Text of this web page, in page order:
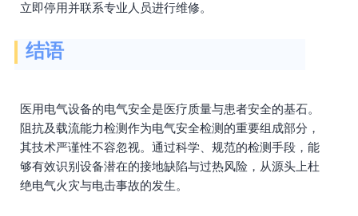
立即停用并联系专业人员进行维修。
结语
医用电气设备的电气安全是医疗质量与患者安全的基石。
阻抗及载流能力检测作为电气安全检测的重要组成部分，
其技术严谨性不容忽视。通过科学、规范的检测手段，能
够有效识别设备潜在的接地缺陷与过热风险，从源头上杜
绝电气火灾与电击事故的发生。